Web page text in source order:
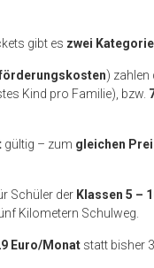
gibt es zwei
) zahlen
Kind pro Familie), bzw.
gültig – zum gleichen
Schüler der Klassen 5 –
Kilometern Schulweg.
Euro/Monat statt bisher